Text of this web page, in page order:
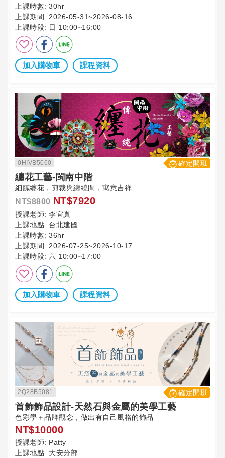
上課時數: 30hr
上課期間: 2026-05-31~2026-08-16
上課時段: 日 10:00~16:00
加入購物車 課程資料
0HIVB5060 確定開班
纏花工藝-閩南中階
細膩纏花，剪裁與纏繞間，寓意吉祥
NT$8800 NT$7920
授課老師: 李宜真
上課地點: 台北建國
上課時數: 36hr
上課期間: 2026-07-25~2026-10-17
上課時段: 六 10:00~17:00
加入購物車 課程資料
2Q28B5081 確定開班
首飾飾品設計-天然石與金屬的美學工藝
色彩學＋品牌觀念，做出有自己風格的飾品
NT$10000
授課老師: Patty
上課地點: 大安分部